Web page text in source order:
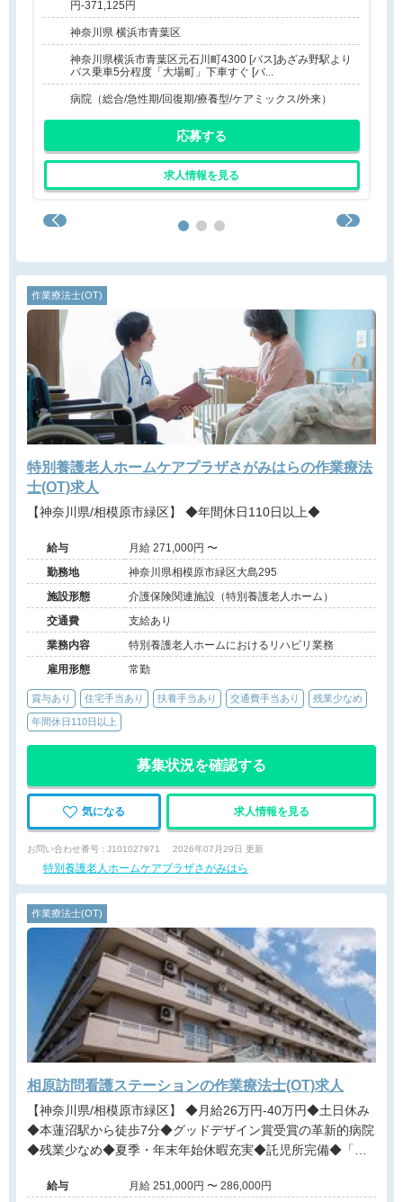
円-371,125円
神奈川県 横浜市青葉区
神奈川県横浜市青葉区元石川町4300 [バス]あざみ野駅より
バス乗車5分程度「大場町」下車すぐ [バ...
病院（総合/急性期/回復期/療養型/ケアミックス/外来）
応募する
求人情報を見る
作業療法士(OT)
特別養護老人ホームケアプラザさがみはらの作業療法
士(OT)求人
【神奈川県/相模原市緑区】 ◆年間休日110日以上◆
給与
月給 271,000円 〜
勤務地
神奈川県相模原市緑区大島295
施設形態
介護保険関連施設（特別養護老人ホーム）
交通費
支給あり
業務内容
特別養護老人ホームにおけるリハビリ業務
雇用形態
常勤
賞与あり 住宅手当あり 扶養手当あり 交通費手当あり 残業少なめ
年間休日110日以上
募集状況を確認する
気になる 求人情報を見る
お問い合わせ番号 : J101027971 2026年07月29日 更新
特別養護老人ホームケアプラザさがみはら
作業療法士(OT)
相原訪問看護ステーションの作業療法士(OT)求人
【神奈川県/相模原市緑区】 ◆月給26万円-40万円◆土日休み
◆本蓮沼駅から徒歩7分◆グッドデザイン賞受賞の革新的病院
◆残業少なめ◆夏季・年末年始休暇充実◆託児所完備◆「お
しい医療を形にする職場です。
給与 月給 251,000円 〜 286,000円